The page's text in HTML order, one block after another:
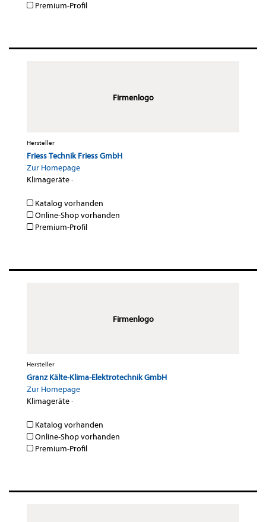
Premium-Profil
Firmenlogo
Hersteller
Friess Technik Friess GmbH
Zur Homepage
Klimageräte·
Katalog vorhanden
Online-Shop vorhanden
Premium-Profil
Firmenlogo
Hersteller
Granz Kälte-Klima-Elektrotechnik GmbH
Zur Homepage
Klimageräte·
Katalog vorhanden
Online-Shop vorhanden
Premium-Profil